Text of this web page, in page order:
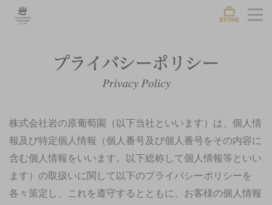
株式会社岩の原葡萄園（以下当社といいます）は、個人情
報及び特定個人情報（個人番号及び個人番号をその内容に
含む個人情報をいいます。以下総称して個人情報等といい
ます）の取扱いに関して以下のプライバシーポリシーを
各々策定し、これを遵守するとともに、お客様の個人情報